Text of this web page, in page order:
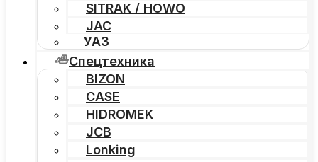
SITRAK / HOWO
JAC
УАЗ
Спецтехника
BIZON
CASE
HIDROMEK
JCB
Lonking